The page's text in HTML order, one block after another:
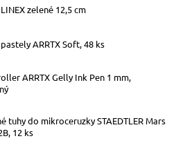
zelené 12,5 cm
ARRTX Soft, 48 ks
ARRTX Gelly Ink Pen 1 mm,
tuhy do mikroceruzky STAEDTLER Mars
12 ks